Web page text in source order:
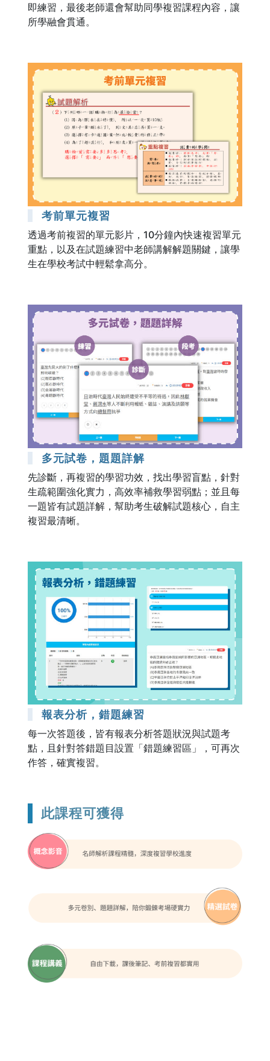
即練習，最後老師還會幫助同學複習課程內容，讓
所學融會貫通。
考前單元複習
透過考前複習的單元影片，10分鐘內快速複習單元
重點，以及在試題練習中老師講解解題關鍵，讓學
生在學校考試中輕鬆拿高分。
多元試卷，題題詳解
先診斷，再複習的學習功效，找出學習盲點，針對
生疏範圍強化實力，高效率補救學習弱點；並且每
一題皆有試題詳解，幫助考生破解試題核心，自主
複習最清晰。
報表分析，錯題練習
每一次答題後，皆有報表分析答題狀況與試題考
點，且針對答錯題目設置「錯題練習區」，可再次
作答，確實複習。
此課程可獲得